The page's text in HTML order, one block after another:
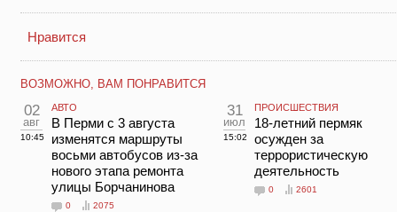
Нравится
ВОЗМОЖНО, ВАМ ПОНРАВИТСЯ
02
авг
10:45
АВТО
В Перми с 3 августа
изменятся маршруты
восьми автобусов из-за
нового этапа ремонта
улицы Борчанинова
0 2075
31
июл
15:02
ПРОИСШЕСТВИЯ
18-летний пермяк
осужден за
террористическую
деятельность
0 2601